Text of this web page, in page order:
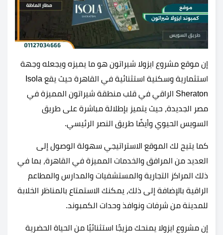
إن موقع مشروع ايزولا شيراتون هو ما يميزه ويجعله وجهة
استثمارية وسكنية استثنائية في القاهرة حيث يقع Isola
Sheraton الراقي في قلب منطقة شيراتون المميزة في
مصر الجديدة، حيث يتميز بإطلالة مباشرة على طريق
السويس الحيوي وأيضًا طريق النصر الرئيسي.
كما يتيح لك الموقع الاستراتيجي سهولة الوصول إلى
العديد من المرافق والخدمات المميزة في القاهرة، بما في
ذلك المراكز التجارية والمستشفيات والمدارس والمطاعم
الراقية بالإضافة إلى ذلك، يمكنك الاستمتاع بالمناظر الخلابة
للمدينة من شرفات ونوافذ وحدات الكمبوند.
إن مشروع ايزولا يمنحك مزيجًا استثنائيًا من الحياة الحضرية